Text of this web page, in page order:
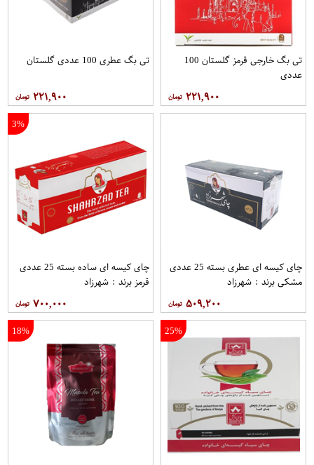
تی بگ خارجی قرمز گلستان 100
عددی
۲۲۱,۹۰۰
تی بگ عطری 100 عددی گلستان
۲۲۱,۹۰۰
چای کیسه ای عطری بسته 25 عددی
مشکی برند : شهرزاد
۵۰۹,۲۰۰
3%
چای کیسه ای ساده بسته 25 عددی
قرمز برند : شهرزاد
۷۰۰,۰۰۰
25%
18%